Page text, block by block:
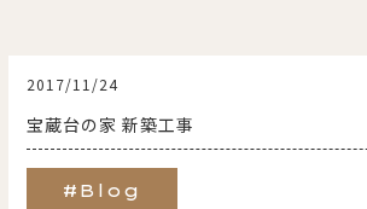
2017/11/24
宝蔵台の家 新築工事
#Blog